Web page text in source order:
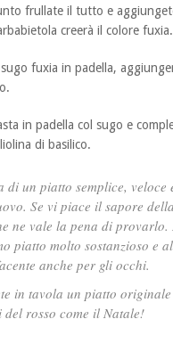
frullate il tutto e
creerà il colore fuxia.
fuxia in padella,
in padella col sugo e
di basilico.
di un piatto semplice, veloce
Se vi piace il sapore
ne vale la pena di provarlo.
piatto molto sostanzioso e
anche per gli occhi.
in tavola un piatto
del rosso come il Natale!